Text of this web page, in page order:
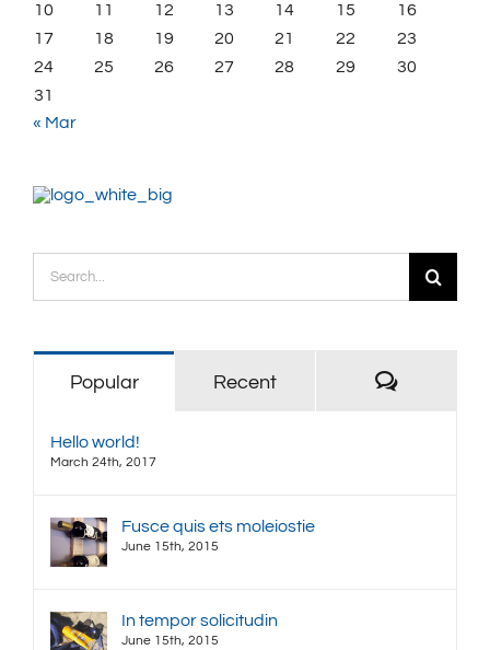
10
11 12 13 14 15
16
17
18 19 20 21 22
23
24
25 26 27 28 29
30
31
« Mar
Popular Recent
Hello world!
March 24th, 2017
Fusce quis ets moleiostie
June 15th, 2015
In tempor solicitudin
June 15th, 2015